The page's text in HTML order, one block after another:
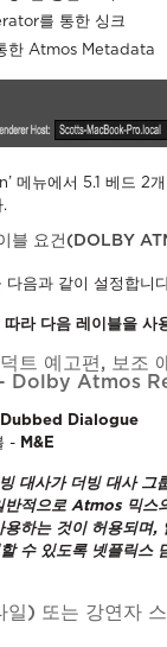
를 통한 싱크
한 Atmos Metadata
메뉴에서 5.1 베드 2
.
블 요건(DOLBY
다음과 같이 설정합니
라 다음 레이블을 사
트 예고편, 보조
Dolby Atmos
Dubbed Dialogue
- M&E
대사가 더빙 대사 그
반적으로 Atmos 믹스
하는 것이 허용되며,
수 있도록 넷플릭스
일) 또는 강연자